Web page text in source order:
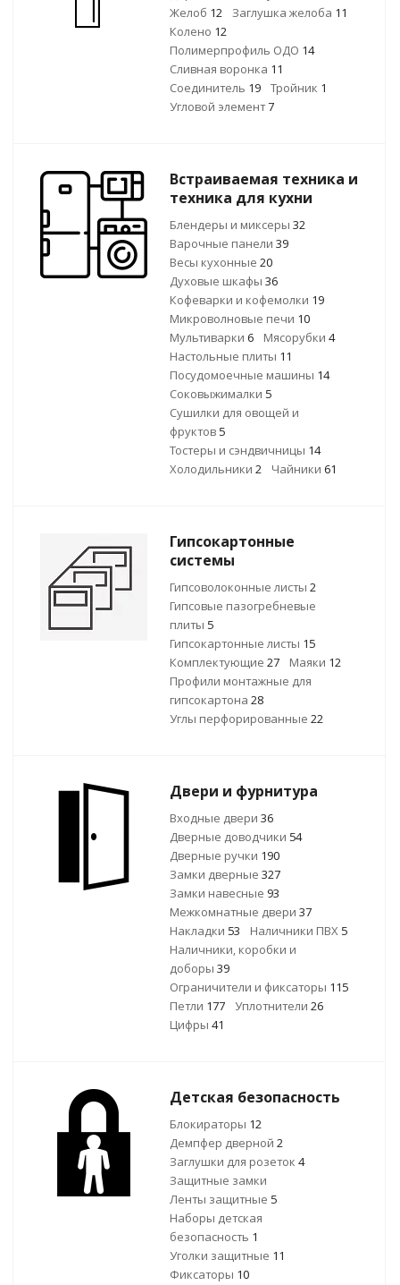
Желоб 12 Заглушка желоба 11
Колено 12
Полимерпрофиль ОДО 14
Сливная воронка 11
Соединитель 19 Тройник 1
Угловой элемент7
Встраиваемая техника и
техника для кухни
Блендеры и миксеры 32
Варочные панели 39
Весы кухонные 20
Духовые шкафы 36
Кофеварки и кофемолки 19
Микроволновые печи 10
Мультиварки 6 Мясорубки 4
Настольные плиты 11
Посудомоечные машины 14
Соковыжималки 5
Сушилки для овощей и
фруктов 5
Тостеры и сэндвичницы 14
Холодильники 2 Чайники 61
Гипсокартонные
системы
Гипсоволоконные листы 2
Гипсовые пазогребневые
плиты 5
Гипсокартонные листы 15
Комплектующие 27 Маяки 12
Профили монтажные для
гипсокартона 28
Углы перфорированные 22
Двери и фурнитура
Входные двери 36
Дверные доводчики 54
Дверные ручки 190
Замки дверные 327
Замки навесные 93
Межкомнатные двери 37
Накладки 53 Наличники ПВХ 5
Наличники, коробки и
доборы 39
Ограничители и фиксаторы 115
Петли 177 Уплотнители 26
Цифры 41
Детская безопасность
Блокираторы 12
Демпфер дверной 2
Заглушки для розеток 4
Защитные замки
Ленты защитные 5
Наборы детская
безопасность 1
Уголки защитные 11
Фиксаторы 10